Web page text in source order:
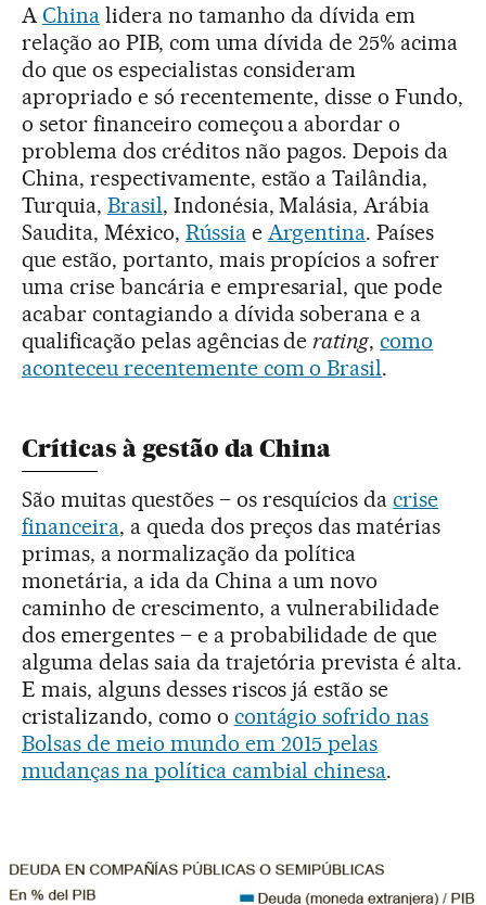
A Chinalidera no tamanho da dívida em
relação ao PIB, com uma dívida de 25% acima
do que os especialistas consideram
apropriado e só recentemente, disse o Fundo,
o setor financeiro começou a abordar o
problema dos créditos não pagos. Depois da
China, respectivamente, estão a Tailândia,
Turquia, Brasil, Indonésia, Malásia, Arábia
Saudita, México, Rússiae Argentina. Países
que estão, portanto, mais propícios a sofrer
uma crise bancária e empresarial, que pode
acabar contagiando a dívida soberana e a
qualificação pelas agências de rating,como
aconteceu recentemente com o Brasil.
Críticas à gestão da China
São muitas questões – os resquícios dacrise
financeira, a queda dos preços das matérias
primas, a normalização da política
monetária, a ida da China a um novo
caminho de crescimento, a vulnerabilidade
dos emergentes – e a probabilidade de que
alguma delas saia da trajetória prevista é alta.
E mais, alguns desses riscos já estão se
cristalizando, como o contágio sofrido nas
Bolsas de meio mundo em 2015 pelas
mudanças na política cambial chinesa.